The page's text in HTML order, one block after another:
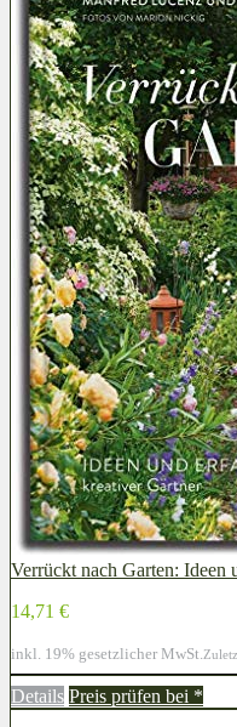
Verrückt nach Garten: Ideen
14,71 €
inkl. 19% gesetzlicher MwSt.
Details Preis prüfen bei *